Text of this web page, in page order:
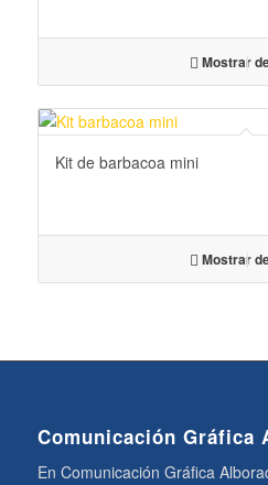
Mostrar
Kit de barbacoa mini
Mostrar
Comunicación Gráfica
En Comunicación Gráfica